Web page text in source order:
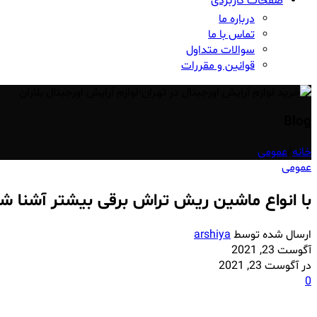
درباره ما
تماس با ما
سوالات متداول
قوانین و مقررات
خانه عمومی
عمومی
با انواع ماشین ریش تراش برقی بیشتر آشنا
ارسال شده توسطarshiya
آگوست 23, 2021
در آگوست 23, 2021
0